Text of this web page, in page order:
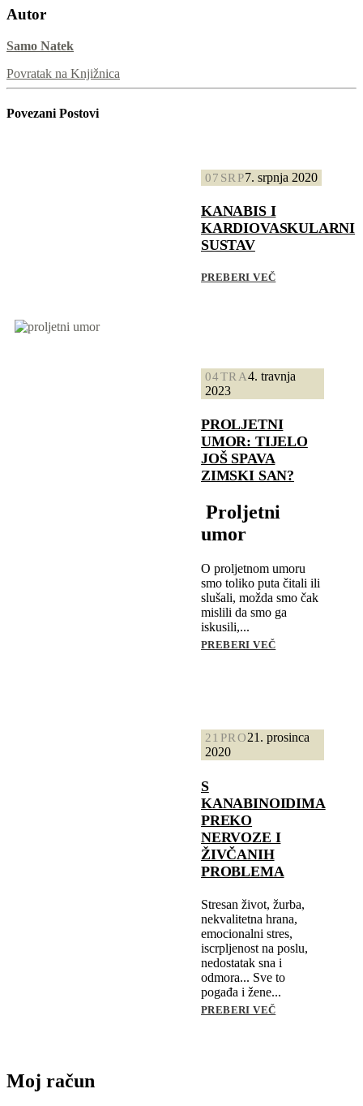
Autor
Samo Natek
Povratak na Knjižnica
Povezani Postovi
07 SRP7. srpnja 2020
KANABIS I
KARDIOVASKULARNI
SUSTAV
PREBERI VEČ
04TRA4. travnja
2023
PROLJETNI
UMOR: TIJELO
JOŠ SPAVA
ZIMSKI SAN?
Proljetni
umor
O proljetnom umoru
smo toliko puta čitali ili
slušali, možda smo čak
mislili da smo ga
iskusili,...
PREBERI VEČ
21 PRO21. prosinca
2020
S
KANABINOIDIMA
PREKO
NERVOZE I
ŽIVČANIH
PROBLEMA
Stresan život, žurba,
nekvalitetna hrana,
emocionalni stres,
iscrpljenost na poslu,
nedostatak sna i
odmora... Sve to
pogađa i žene...
PREBERI VEČ
Moj račun